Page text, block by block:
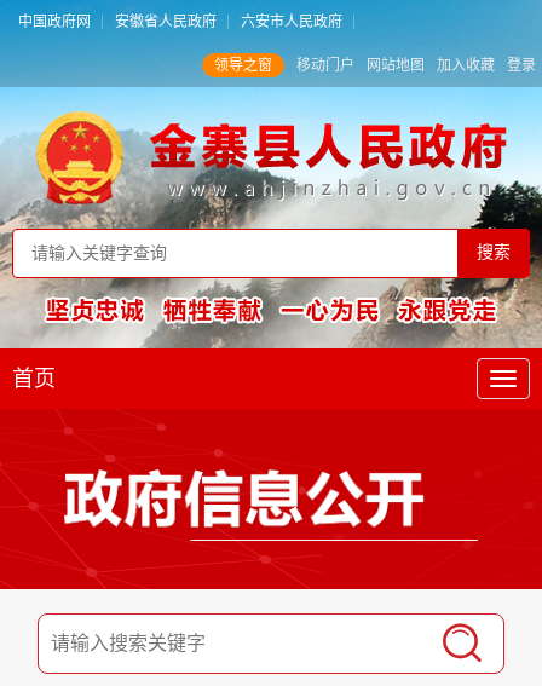
中国政府网 安徽省人民政府 六安市人民政府
领导之窗 移动门户 网站地图 加入收藏 登录
首页